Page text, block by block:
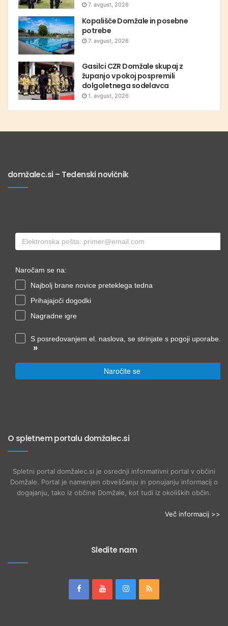
7. avgust, 2026
Kopališče Domžale in posebne
potrebe
7. avgust, 2026
Gasilci CZR Domžale skupaj z
županjo v pokoj pospremili
dolgoletnega sodelavca
1. avgust, 2026
domžalec.si – Tedenski novičnik
Naročam se na:
Najbolj brane novice preteklega tedna
Prihajajoči dogodki
Nagradne igre
S posredovanjem el. naslova, se strinjate s pogoji uporabe.
»
Naročite se
O spletnem portalu domžalec.si
Spletni portal domžalec.si je osrednji informativni portal v občini
Domžale. Portal je namenjen obveščanju in ponujanju informacij o
dogajanju, tako iz občine Domžale, kot tudi iz okoliških občin.
Več informacij >>
Sledite nam